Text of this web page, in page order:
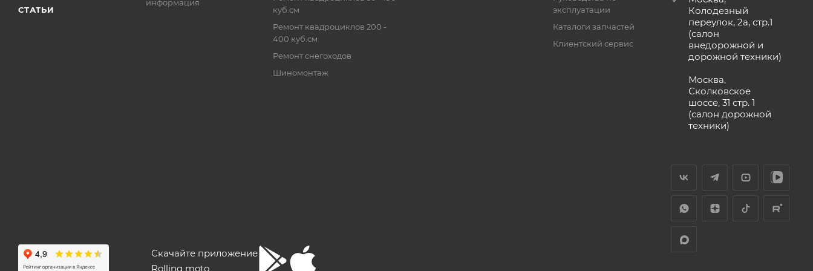
СТАТЬИ
информация
куб.см
Ремонт квадроциклов 200 -
400 куб.см
Ремонт снегоходов
Шиномонтаж
эксплуатации
Каталоги запчастей
Клиентский сервис
Колодезный
переулок, 2а, стр.1
(салон
внедорожной и
дорожной техники)
Москва,
Сколковское
шоссе, 31 стр. 1
(салон дорожной
техники)
Скачайте приложение
Rolling moto